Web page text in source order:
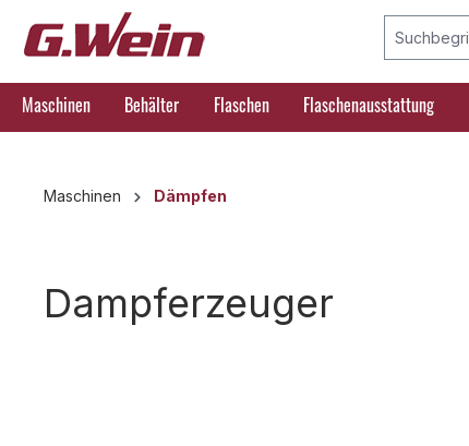
Zur Hauptnavigation springen
Maschinen Behälter Flaschen Flaschenausstattung
Maschinen Dämpfen
Dampferzeuger